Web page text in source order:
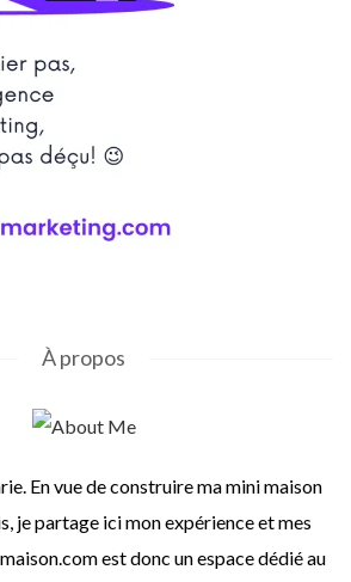
À propos
En vue de construire ma mini maison
je partage ici mon expérience et mes
est donc un espace dédié au